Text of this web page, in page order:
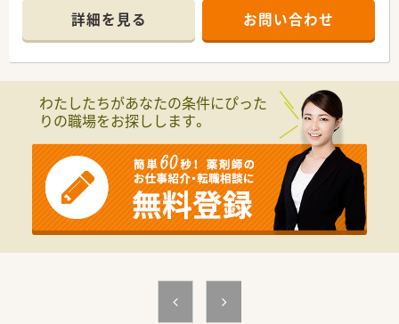
詳細を見る お問い合わせ
わたしたちがあなたの条件にぴった
りの職場をお探しします。